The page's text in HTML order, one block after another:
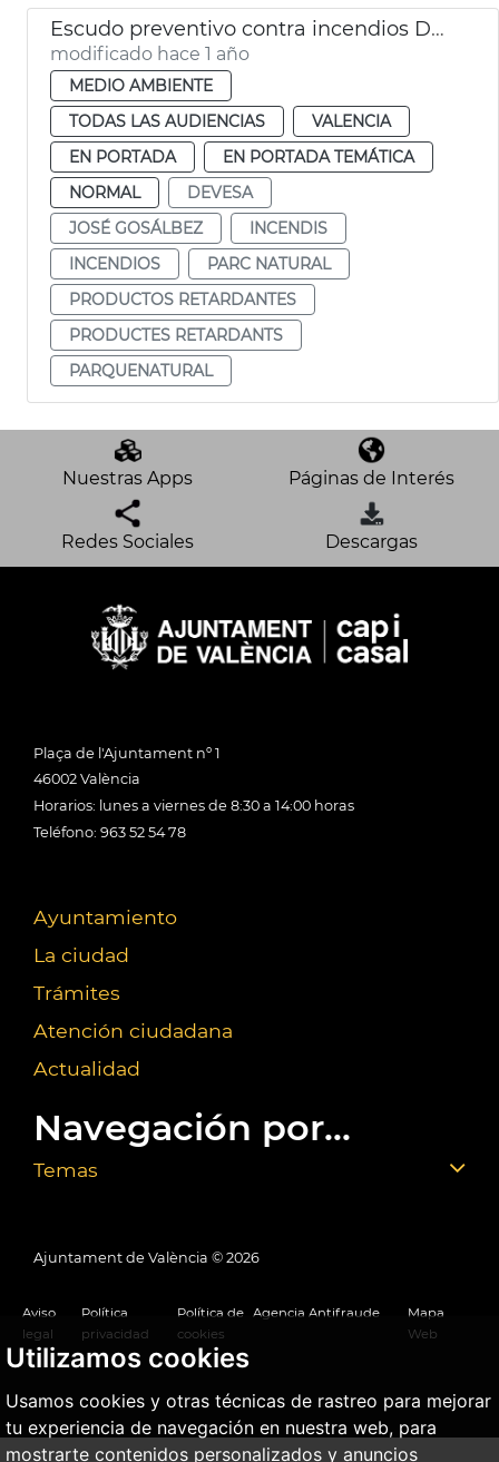
Utilizamos cookies
Usamos cookies y otras técnicas de rastreo para mejorar
tu experiencia de navegación en nuestra web, para
mostrarte contenidos personalizados y anuncios
Escudo preventivo contra incendios Devesa
modificado hace 1 año
MEDIO AMBIENTE
TODAS LAS AUDIENCIAS
VALENCIA
EN PORTADA
EN PORTADA TEMÁTICA
NORMAL
DEVESA
JOSÉ GOSÁLBEZ
INCENDIS
INCENDIOS
PARC NATURAL
PRODUCTOS RETARDANTES
PRODUCTES RETARDANTS
PARQUENATURAL
Nuestras Apps Páginas de Interés
Redes Sociales Descargas
Plaça de l'Ajuntament nº 1
46002 València
Horarios: lunes a viernes de 8:30 a 14:00 horas
Teléfono: 963 52 54 78
Ayuntamiento
La ciudad
Trámites
Atención ciudadana
Actualidad
Navegación por...
Temas
Ajuntament de València © 2026
Aviso
legal
Política
privacidad
Política de
cookies
Agencia Antifraude
Mapa
Web